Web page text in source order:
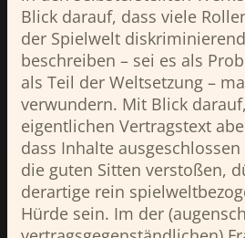
Blick darauf, dass viele
der Spielwelt
beschreiben – sei es als
als Teil der Weltsetzung –
verwundern. Mit Blick
eigentlichen Vertragstext
dass Inhalte
die guten Sitten verstoßen,
derartige rein
Hürde sein. Im der